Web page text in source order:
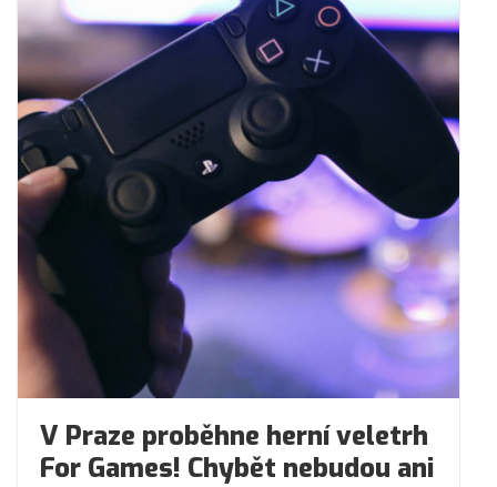
V Praze proběhne herní veletrh
For Games! Chybět nebudou ani